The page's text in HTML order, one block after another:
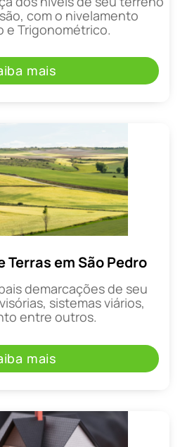
com o nivelamento
e Trigonométrico.
mais
Terras em São Pedro
demarcações de seu
sistemas viários,
entre outros.
mais